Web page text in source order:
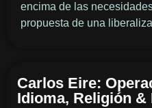
encima de las
propuesta de una
Carlos Eire:
Idioma, Religión &